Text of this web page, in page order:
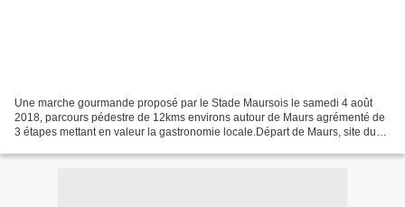
Une marche gourmande proposé par le Stade Maursois le samedi 4 août
2018, parcours pédestre de 12kms environs autour de Maurs agrémenté de
3 étapes mettant en valeur la gastronomie locale.Départ de Maurs, site du